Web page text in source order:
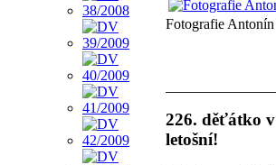
Fotografie
226. děťátko
letošní!